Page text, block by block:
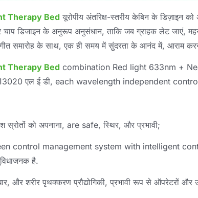
Therapy Bed यूरोपीय अंतरिक्ष-स्तरीय केबिन के डिज़ाइन
चाप डिजाइन के अनुरूप अनुसंधान, ताकि जब ग्राहक लेट जाएं,
समारोह के साथ, एक ही समय में सुंदरता के आनंद में, आराम
Therapy Bed combination Red light 633nm +
एल ई डी, each wavelength independent
स्रोतों को अपनाना, are safe, स्थिर, और प्रभावी;
control management system with intelligent
है.
और शरीर पृथक्करण प्रौद्योगिकी, प्रभावी रूप से ऑपरेटरों और